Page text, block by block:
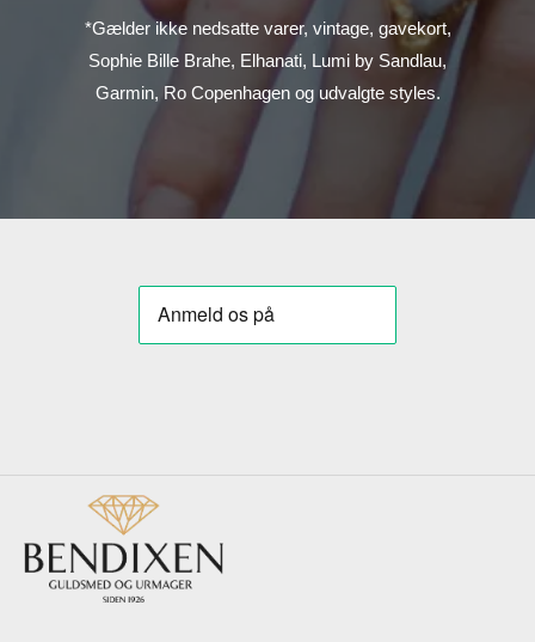
*Gælder ikke nedsatte varer, vintage, gavekort,
Sophie Bille Brahe, Elhanati, Lumi by Sandlau,
Garmin, Ro Copenhagen og udvalgte styles.